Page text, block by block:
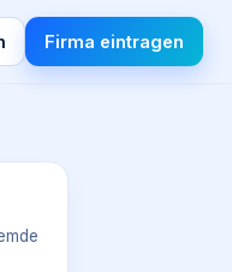
Firma eintragen